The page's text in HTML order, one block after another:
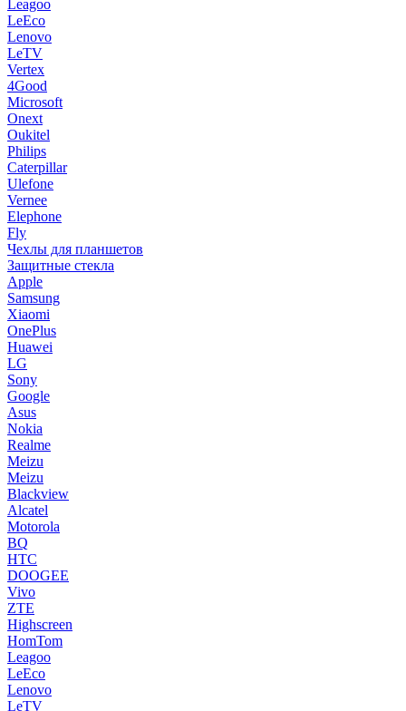
Leagoo
LeEco
Lenovo
LeTV
Vertex
4Good
Microsoft
Onext
Oukitel
Philips
Caterpillar
Ulefone
Vernee
Elephone
Fly
Чехлы для планшетов
Защитные стекла
Apple
Samsung
Xiaomi
OnePlus
Huawei
LG
Sony
Google
Asus
Nokia
Realme
Meizu
Meizu
Blackview
Alcatel
Motorola
BQ
HTC
DOOGEE
Vivo
ZTE
Highscreen
HomTom
Leagoo
LeEco
Lenovo
LeTV